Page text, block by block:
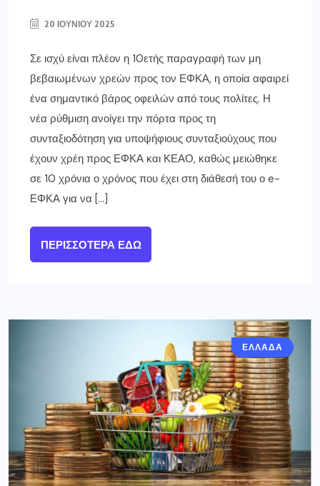
20 ΙΟΥΝΊΟΥ 2025
Σε ισχύ είναι πλέον η 10ετής παραγραφή των μη
βεβαιωμένων χρεών προς τον ΕΦΚΑ, η οποία αφαιρεί
ένα σημαντικό βάρος οφειλών από τους πολίτες. Η
νέα ρύθμιση ανοίγει την πόρτα προς τη
συνταξιοδότηση για υποψήφιους συνταξιούχους που
έχουν χρέη προς ΕΦΚΑ και ΚΕΑΟ, καθώς μειώθηκε
σε 10 χρόνια ο χρόνος που έχει στη διάθεσή του ο e-
ΕΦΚΑ για να […]
ΠΕΡΙΣΣΌΤΕΡΑ ΕΔΏ
ΕΛΛΑΔΑ